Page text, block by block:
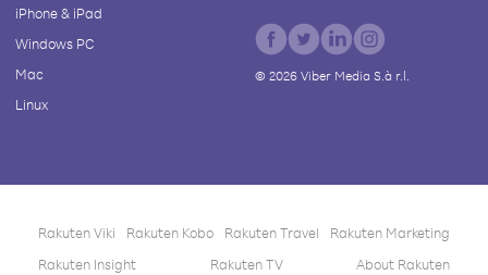
iPhone & iPad
Windows PC
Mac
Linux
© 2026Viber Media S.à r.l.
Rakuten Viki Rakuten Kobo Rakuten Travel
Rakuten Marketing
Rakuten Insight
Rakuten TV About Rakuten